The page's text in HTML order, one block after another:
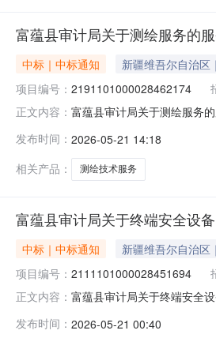
富蕴县审计局关于测绘服务的
中标｜中标通知 新疆维吾尔自治区
项目编号： 2191101000028462174
正文内容： 富蕴县审计局关于测绘服务
码:654322项目所在行政区
发布时间： 2026-05-21 14:18
相关产品：
测绘技术服务
富蕴县审计局关于终端安全设
中标｜中标通知 新疆维吾尔自治区
项目编号： 2111101000028451694
正文内容： 富蕴县审计局关于终端安全
划编码:654322项目所在行
发布时间： 2026-05-21 00:40